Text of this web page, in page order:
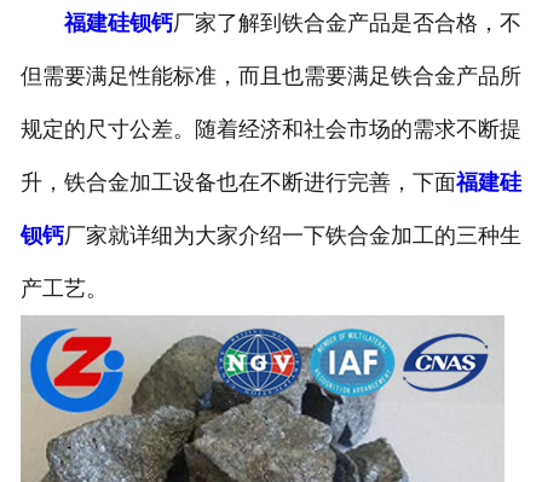
福建硅钡钙厂家了解到铁合金产品是否合格，不
但需要满足性能标准，而且也需要满足铁合金产品所
规定的尺寸公差。随着经济和社会市场的需求不断提
升，铁合金加工设备也在不断进行完善，下面福建硅
钡钙厂家就详细为大家介绍一下铁合金加工的三种生
产工艺。